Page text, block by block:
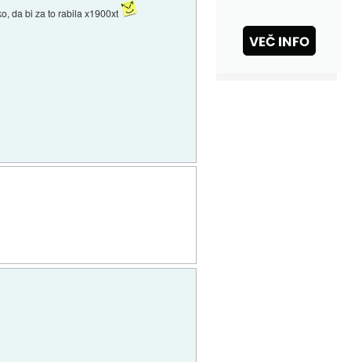
da bi za to rabila x1900xt